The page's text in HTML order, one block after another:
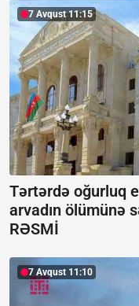
7 Avqust 11:15
Tərtərdə oğurluq
arvadın ölümünə
RƏSMİ
7 Avqust 11:10